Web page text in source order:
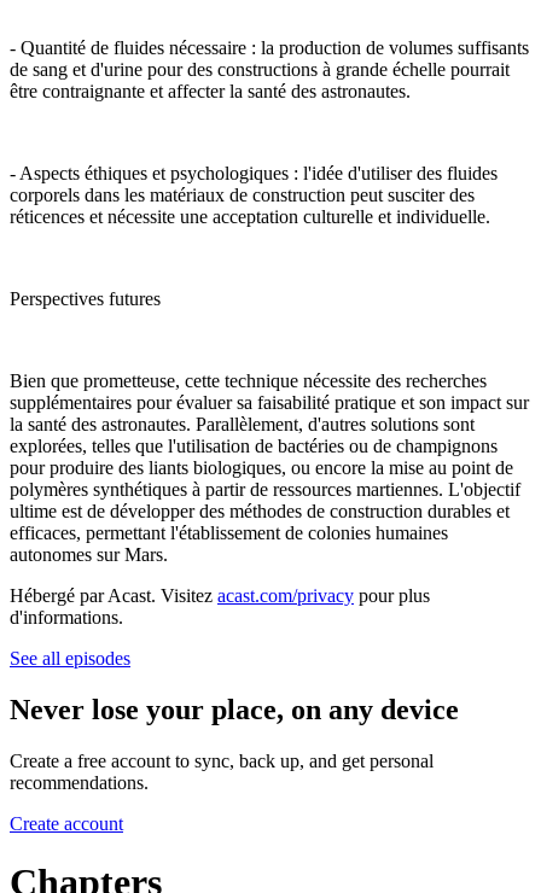
- Quantité de fluides nécessaire : la production de volumes suffisants
de sang et d'urine pour des constructions à grande échelle pourrait
être contraignante et affecter la santé des astronautes.
- Aspects éthiques et psychologiques : l'idée d'utiliser des fluides
corporels dans les matériaux de construction peut susciter des
réticences et nécessite une acceptation culturelle et individuelle.
Perspectives futures
Bien que prometteuse, cette technique nécessite des recherches
supplémentaires pour évaluer sa faisabilité pratique et son impact sur
la santé des astronautes. Parallèlement, d'autres solutions sont
explorées, telles que l'utilisation de bactéries ou de champignons
pour produire des liants biologiques, ou encore la mise au point de
polymères synthétiques à partir de ressources martiennes. L'objectif
ultime est de développer des méthodes de construction durables et
efficaces, permettant l'établissement de colonies humaines
autonomes sur Mars.
Hébergé par Acast. Visitez acast.com/privacy pour plus
d'informations.
See all episodes
Never lose your place, on any device
Create a free account to sync, back up, and get personal
recommendations.
Create account
Chapters